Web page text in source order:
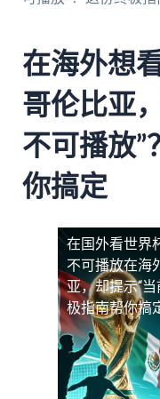
在海外想
哥伦比亚
不可播放”
你搞定
在国外看世界
不可播放在海
亚，却提示“
极指南帮你搞